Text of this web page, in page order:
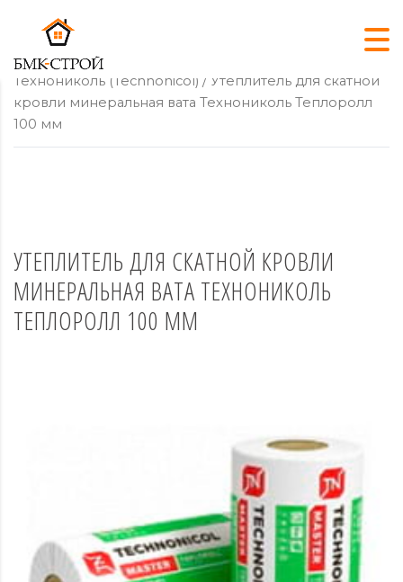
Главная/Утеплитель для кровли
Технониколь (Technonicol) / Утеплитель для скатной
кровли минеральная вата Технониколь Теплоролл
100 мм
УТЕПЛИТЕЛЬ ДЛЯ СКАТНОЙ КРОВЛИ
МИНЕРАЛЬНАЯ ВАТА ТЕХНОНИКОЛЬ
ТЕПЛОРОЛЛ 100 ММ